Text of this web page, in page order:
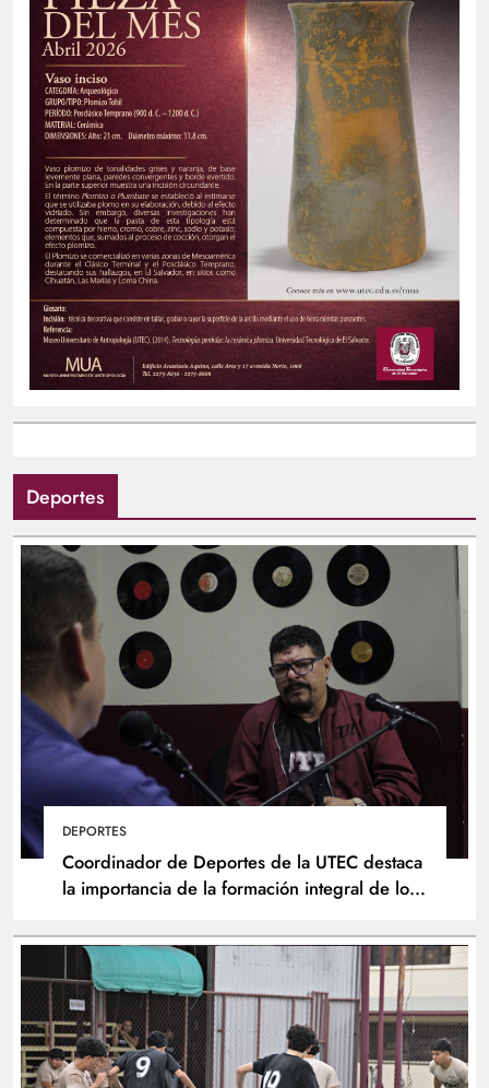
Deportes
DEPORTES
Coordinador de Deportes de la UTEC destaca
la importancia de la formación integral de los